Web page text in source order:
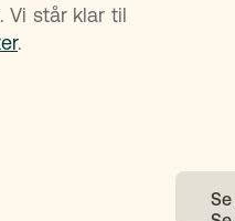
Vi står klar til
.